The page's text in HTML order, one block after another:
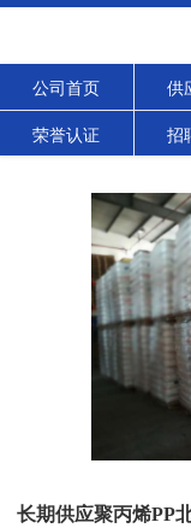
公司首页 供
荣誉认证 招
长期供应聚丙烯PP